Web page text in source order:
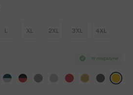
L XL 2XL 3XL 4XL
W magazynie